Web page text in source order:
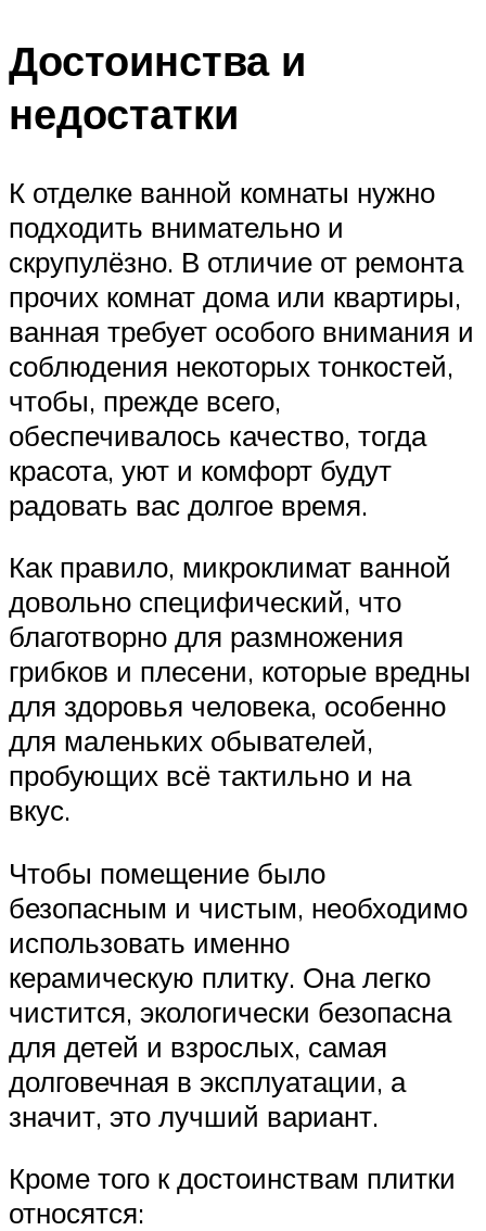
Достоинства и
недостатки
К отделке ванной комнаты нужно
подходить внимательно и
скрупулёзно. В отличие от ремонта
прочих комнат дома или квартиры,
ванная требует особого внимания и
соблюдения некоторых тонкостей,
чтобы, прежде всего,
обеспечивалось качество, тогда
красота, уют и комфорт будут
радовать вас долгое время.
Как правило, микроклимат ванной
довольно специфический, что
благотворно для размножения
грибков и плесени, которые вредны
для здоровья человека, особенно
для маленьких обывателей,
пробующих всё тактильно и на
вкус.
Чтобы помещение было
безопасным и чистым, необходимо
использовать именно
керамическую плитку. Она легко
чистится, экологически безопасна
для детей и взрослых, самая
долговечная в эксплуатации, а
значит, это лучший вариант.
Кроме того к достоинствам плитки
относятся: